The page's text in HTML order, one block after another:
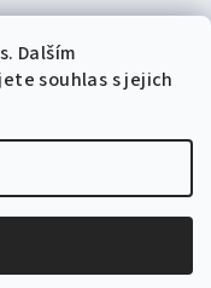
Dalším
souhlas s jejich